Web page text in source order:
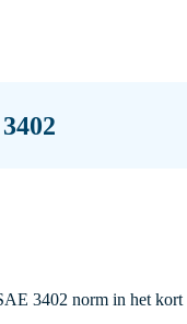
3402 norm in het kort